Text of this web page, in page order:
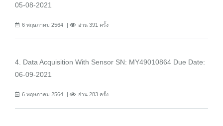
05-08-2021
6 พฤษภาคม 2564 อ่าน 391 ครั้ง
4. Data Acquisition With Sensor SN: MY49010864 Due Date:
06-09-2021
6 พฤษภาคม 2564 อ่าน 283 ครั้ง